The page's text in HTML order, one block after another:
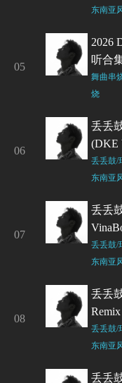
东南亚
05
2026
听合
舞曲串
烧
06
丢丢
(DKE
丢丢鼓/
东南亚
07
丢丢
丢丢鼓/
东南亚
08
丢丢
丢丢鼓/
东南亚
丢丢